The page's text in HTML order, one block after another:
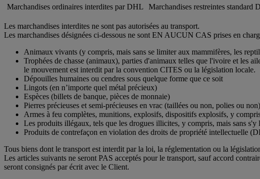
Marchandises ordinaires interdites par DHL
Marchandises restreintes standard
Les marchandises interdites ne sont pas autorisées au transport.
Les marchandises désignées ci-dessous ne sont EN AUCUN CAS prises en
Animaux vivants (y compris, mais sans se limiter aux mammifères, les
Trophées de chasse (animaux), parties d'animaux telles que l'ivoire et les
le mouvement est interdit par la convention CITES ou la législation locale.
Dépouilles humaines ou cendres sous quelque forme que ce soit
Lingots (en n’importe quel métal précieux)
Espèces (billets de banque, pièces de monnaie)
Pierres précieuses et semi-précieuses en vrac (taillées ou non, polies ou non)
Armes à feu complètes, munitions, explosifs, dispositifs explosifs, y
Les produits illégaux, tels que les drogues illicites, y compris, mais sans
Produits de contrefaçon en violation des droits de propriété intellectuelle
Tous biens dont le transport est interdit par la loi, la réglementation ou la
Les articles suivants ne seront PAS acceptés pour le transport, sauf accord
seront consignés par écrit avec le Client.